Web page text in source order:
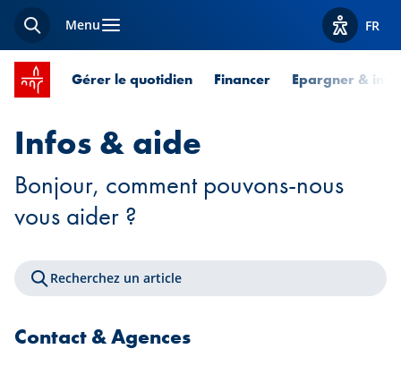
Recherche
Menu Afficher
FR
Accueil SPUERKEESS
Gérer le quotidien Financer Epargner &
Infos & aide
Bonjour, comment pouvons-nous
vous aider ?
Recherchez un article
Contact & Agences